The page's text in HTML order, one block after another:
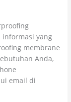
informasi yang
membrane
Anda,
email di